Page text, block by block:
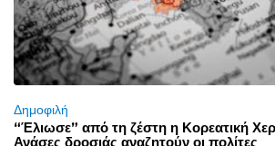
Δημοφιλή
“Έλιωσε” από τη ζέστη η Κορεατική
Ανάσες δροσιάς αναζητούν οι πολίτες